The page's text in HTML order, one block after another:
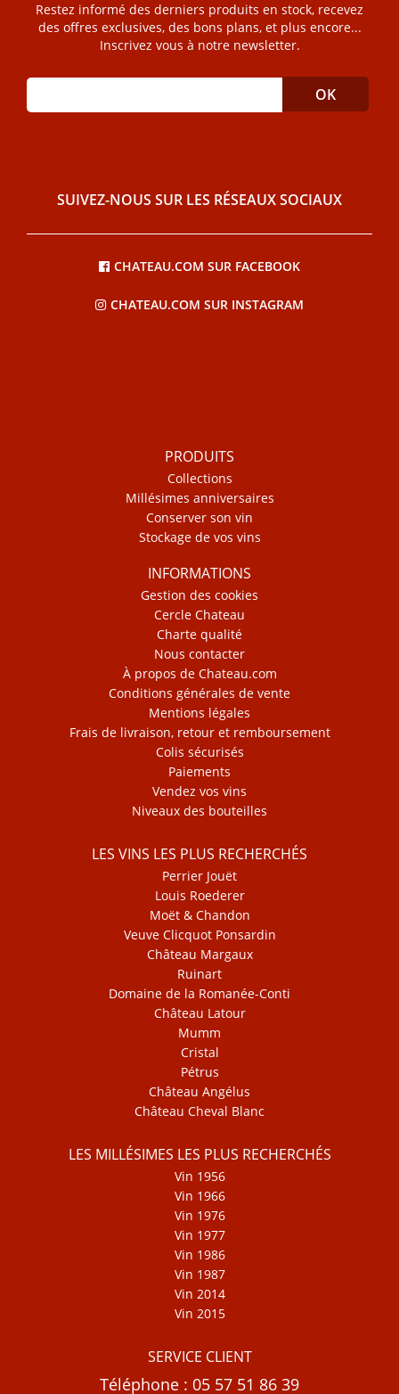
Restez informé des derniers produits en stock, recevez
des offres exclusives, des bons plans, et plus encore...
Inscrivez vous à notre newsletter.
SUIVEZ-NOUS SUR LES RÉSEAUX SOCIAUX
CHATEAU.COM SUR FACEBOOK
CHATEAU.COM SUR INSTAGRAM
PRODUITS
Collections
Millésimes anniversaires
Conserver son vin
Stockage de vos vins
INFORMATIONS
Gestion des cookies
Cercle Chateau
Charte qualité
Nous contacter
À propos de Chateau.com
Conditions générales de vente
Mentions légales
Frais de livraison, retour et remboursement
Colis sécurisés
Paiements
Vendez vos vins
Niveaux des bouteilles
LES VINS LES PLUS RECHERCHÉS
Perrier Jouët
Louis Roederer
Moët & Chandon
Veuve Clicquot Ponsardin
Château Margaux
Ruinart
Domaine de la Romanée-Conti
Château Latour
Mumm
Cristal
Pétrus
Château Angélus
Château Cheval Blanc
LES MILLÉSIMES LES PLUS RECHERCHÉS
Vin 1956
Vin 1966
Vin 1976
Vin 1977
Vin 1986
Vin 1987
Vin 2014
Vin 2015
SERVICE CLIENT
Téléphone : 05 57 51 86 39